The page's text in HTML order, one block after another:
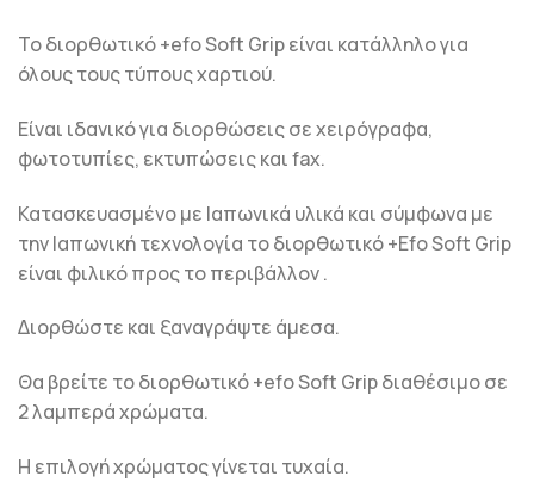
Το διορθωτικό +efo Soft Grip είναι κατάλληλο για
όλους τους τύπους χαρτιού.
Είναι ιδανικό για διορθώσεις σε χειρόγραφα,
φωτοτυπίες, εκτυπώσεις και fax.
Κατασκευασμένο με Ιαπωνικά υλικά και σύμφωνα με
την Ιαπωνική τεχνολογία το διορθωτικό +Efo Soft Grip
είναι φιλικό προς το περιβάλλον .
Διορθώστε και ξαναγράψτε άμεσα.
Θα βρείτε το διορθωτικό +efo Soft Grip διαθέσιμο σε
2 λαμπερά χρώματα.
Η επιλογή χρώματος γίνεται τυχαία.